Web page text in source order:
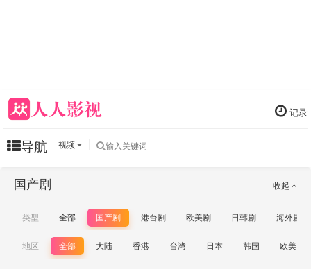
记录
导航 视频
收起
国产剧
类型 全部 国产剧 港台剧 欧美剧 日韩剧 海外剧
地区 全部 大陆 香港 台湾 日本 韩国 欧美